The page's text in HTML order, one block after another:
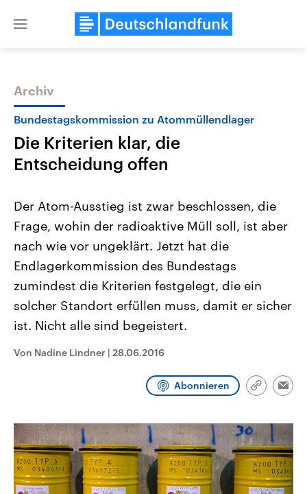
Close
Themen
Landtagswahl Sachsen-Anhalt
2026
Alle Informationen
Sachsen-Anhalt wählt am 6.
September 2026 einen neuen
Landtag. Seit 2021 wird das
Bundesland von einer Koalition aus
Umfragen, Prognosen,
und Hintergründe zu den Parteien
und Kandidaten der anstehenden
USA
Aktuelle Beiträge,
Hintergründe
Wirtschaftlich und
gehören die Vereinigten
den mächtigsten Ländern
mit großem Einfluss auf
Sendungen Programm
Archiv
Bundestagskommission zu Atommüllendlager
Die Kriterien klar, die
Entscheidung offen
Der Atom-Ausstieg ist zwar beschlossen, die
Frage, wohin der radioaktive Müll soll, ist aber
nach wie vor ungeklärt. Jetzt hat die
Endlagerkommission des Bundestags
zumindest die Kriterien festgelegt, die ein
solcher Standort erfüllen muss, damit er sicher
ist. Nicht alle sind begeistert.
Von Nadine Lindner | 28.06.2016
Abonnieren
Link